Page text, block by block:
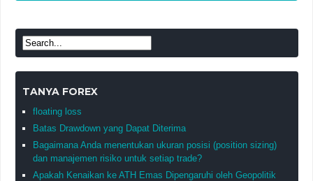
TANYA FOREX
floating loss
Batas Drawdown yang Dapat Diterima
Bagaimana Anda menentukan ukuran posisi (position sizing)
dan manajemen risiko untuk setiap trade?
Apakah Kenaikan ke ATH Emas Dipengaruhi oleh Geopolitik